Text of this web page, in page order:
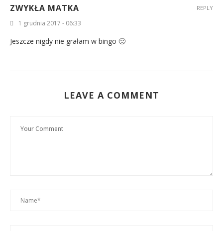
ZWYKŁA MATKA
1 grudnia 2017 - 06:33
Jeszcze nigdy nie grałam w bingo 🙂
REPLY
LEAVE A COMMENT